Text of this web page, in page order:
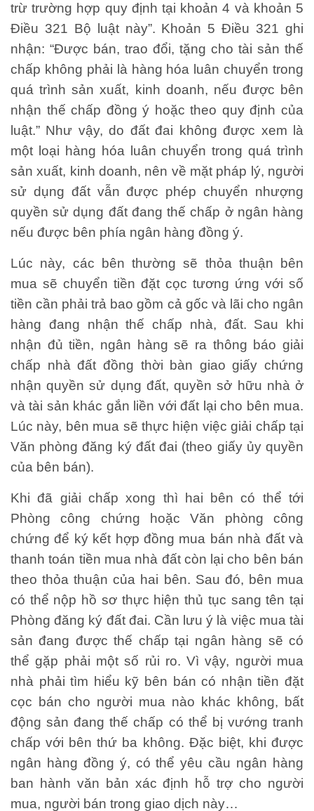
trừ trường hợp quy định tại khoản 4 và khoản 5
Điều 321 Bộ luật này”. Khoản 5 Điều 321 ghi
nhận: “Được bán, trao đổi, tặng cho tài sản thế
chấp không phải là hàng hóa luân chuyển trong
quá trình sản xuất, kinh doanh, nếu được bên
nhận thế chấp đồng ý hoặc theo quy định của
luật.” Như vậy, do đất đai không được xem là
một loại hàng hóa luân chuyển trong quá trình
sản xuất, kinh doanh, nên về mặt pháp lý, người
sử dụng đất vẫn được phép chuyển nhượng
quyền sử dụng đất đang thế chấp ở ngân hàng
nếu được bên phía ngân hàng đồng ý.
Lúc này, các bên thường sẽ thỏa thuận bên
mua sẽ chuyển tiền đặt cọc tương ứng với số
tiền cần phải trả bao gồm cả gốc và lãi cho ngân
hàng đang nhận thế chấp nhà, đất. Sau khi
nhận đủ tiền, ngân hàng sẽ ra thông báo giải
chấp nhà đất đồng thời bàn giao giấy chứng
nhận quyền sử dụng đất, quyền sở hữu nhà ở
và tài sản khác gắn liền với đất lại cho bên mua.
Lúc này, bên mua sẽ thực hiện việc giải chấp tại
Văn phòng đăng ký đất đai (theo giấy ủy quyền
của bên bán).
Khi đã giải chấp xong thì hai bên có thể tới
Phòng công chứng hoặc Văn phòng công
chứng để ký kết hợp đồng mua bán nhà đất và
thanh toán tiền mua nhà đất còn lại cho bên bán
theo thỏa thuận của hai bên. Sau đó, bên mua
có thể nộp hồ sơ thực hiện thủ tục sang tên tại
Phòng đăng ký đất đai. Cần lưu ý là việc mua tài
sản đang được thế chấp tại ngân hàng sẽ có
thể gặp phải một số rủi ro. Vì vậy, người mua
nhà phải tìm hiểu kỹ bên bán có nhận tiền đặt
cọc bán cho người mua nào khác không, bất
động sản đang thế chấp có thể bị vướng tranh
chấp với bên thứ ba không. Đặc biệt, khi được
ngân hàng đồng ý, có thể yêu cầu ngân hàng
ban hành văn bản xác định hỗ trợ cho người
mua, người bán trong giao dịch này…